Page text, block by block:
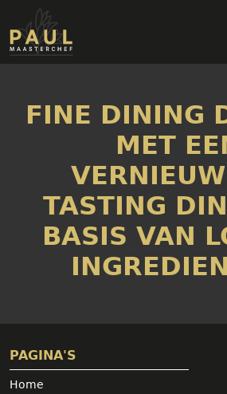
Home
Bruiloften &
Freelance
Over Paul
Contact
FINE DINING
MET
TASTING
BASIS VAN
PAGINA'S
Home